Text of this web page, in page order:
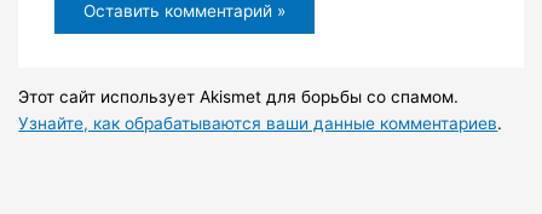
Этот сайт использует Akismet для борьбы со спамом.
Узнайте, как обрабатываются ваши данные комментариев.